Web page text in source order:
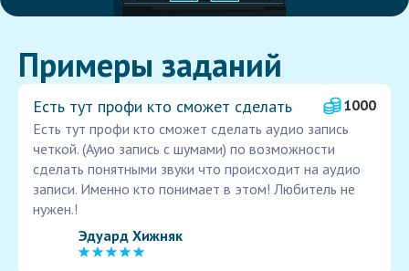
Примеры заданий
Есть тут профи кто сможет сделать
1000
Есть тут профи кто сможет сделать аудио запись
четкой. (Ауио запись с шумами) по возможности
сделать понятными звуки что происходит на аудио
записи. Именно кто понимает в этом! Любитель не
нужен.!
Эдуард Хижняк